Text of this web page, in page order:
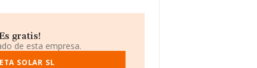
gratis!
de esta empresa.
SOLAR SL